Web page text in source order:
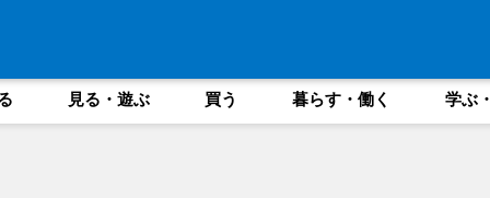
見る・遊ぶ 買う 暮らす・働く 学ぶ